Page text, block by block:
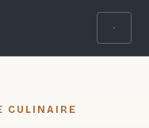
CULINAIRE